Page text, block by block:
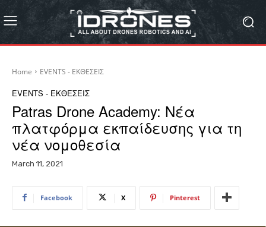
Home EVENTS - ΕΚΘΕΣΕΙΣ
EVENTS - ΕΚΘΕΣΕΙΣ
Patras Drone Academy: Νέα
πλατφόρμα εκπαίδευσης για τη
νέα νομοθεσία
March 11, 2021
Facebook X Pinterest